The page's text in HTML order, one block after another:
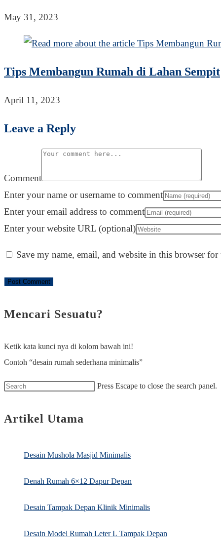
May 31, 2023
Tips Membangun Rumah di Lahan Sempit
April 11, 2023
Leave a Reply
Comment
Enter your name or username to comment
Enter your email address to comment
Enter your website URL (optional)
Save my name, email, and website in this browser
Mencari Sesuatu?
Ketik kata kunci nya di kolom bawah ini!
Contoh “desain rumah sederhana minimalis”
Press Escape to close the search panel.
Artikel Utama
Desain Mushola Masjid Minimalis
Denah Rumah 6×12 Dapur Depan
Desain Tampak Depan Klinik Minimalis
Desain Model Rumah Leter L Tampak Depan